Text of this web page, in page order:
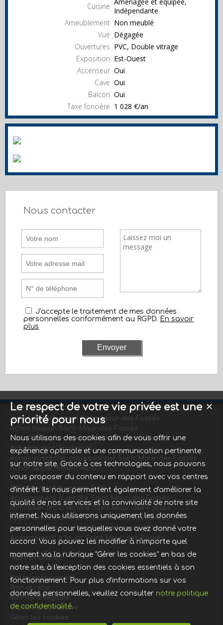
Cuisine Indépendante
Ameublement Non meublé
Vue Dégagée
Ouvertures PVC, Double vitrage
Exposition Est-Ouest
Ascenseur Oui
Cave Oui
Balcon Oui
Taxe foncière 1 028 €/an
Nous contacter
J'accepte le traitement de mes données
personnelles conformément au RGPD. En savoir
plus
Achat appartement Saint-Maur-des-Fossés
Achat maison Saint-Maur-des-Fossés
Location appartement Saint-Maur-des-Fossés
Achat maison Pontcarré
Achat immobilier professionnel Saint-Maur-des-Fossés
Achat appartement Paris
Appartement à vendre Paris
Appartement à vendre Saint-Maur-des-Fossés
Immobilier Pro à vendre Saint-Maur-des-Fossés
Appartement à vendre Saint-Maur-des-Fossés
Immobilier Pro à vendre Saint-Maur-des-Fossés
Appartement à louer Saint-Maur-des-Fossés
Nos Honoraires
Offre complète
Notre engagement
Plan du site
Mentions légales
Espace propriétaire
Gérer les cookies
✕
Le respect de votre vie privée est une
priorité pour nous
Nous utilisons des cookies afin de vous offrir une
expérience optimale et une communication pertinente
sur notre site. Grace à ces technologies, nous pouvons
vous proposer du contenu en rapport avec vos centres
d'intérêt. Ils nous permettent également d'améliorer la
qualité de nos services et la convivialité de notre site
internet. Nous utiliserons uniquement les données
personnelles pour lesquelles vous avez donné votre
accord. Vous pouvez les modifier à n'importe quel
moment via la rubrique "Gérer les cookies" en bas de
notre site, à l'exception des cookies essentiels à son
fonctionnement. Pour plus d'informations sur vos
données personnelles, veuillez consulter notre politique
de confidentialité.